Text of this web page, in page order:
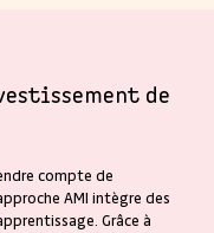
de
compte de
AMI intègre des
Grâce à